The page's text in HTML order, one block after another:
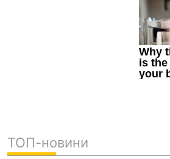
ТОП-новини